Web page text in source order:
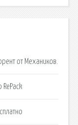
от Механиков.